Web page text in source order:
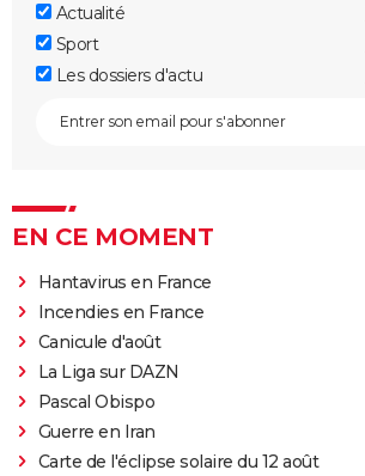
Actualité
Sport
Les dossiers d'actu
EN CE MOMENT
Hantavirus en France
Incendies en France
Canicule d'août
La Liga sur DAZN
Pascal Obispo
Guerre en Iran
Carte de l'éclipse solaire du 12 août